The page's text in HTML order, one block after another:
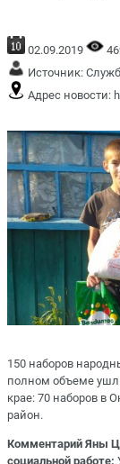
02.09.2019
Источник:
Адрес новости:
150 наборов
полном объеме
крае: 70 наборов в
район.
Комментарий Яны
социальной работе: